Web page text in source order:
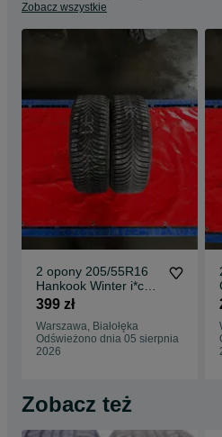
Zobacz wszystkie
2 opony 205/55R16
Hankook Winter i*cept
RS 2
399 zł
Warszawa, Białołęka
Odświeżono dnia 05 sierpnia
2026
Zobacz też